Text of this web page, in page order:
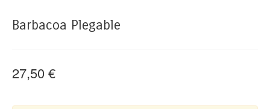
Barbacoa Plegable
27,50 €